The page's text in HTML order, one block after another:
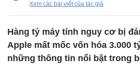
Xem các bài viết của tác giả
Hàng tỷ máy tính nguy cơ bị
Apple mất mốc vốn hóa 3.000
những thông tin nổi bật trong